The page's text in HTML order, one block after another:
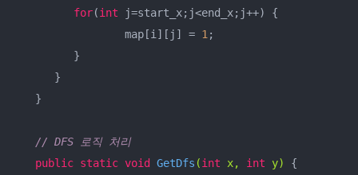
for(int j=start_x;j<end_x;j++) {
        	 map[i][j] =
1 ;
         }
      }
   }
// DFS 로직 처리
public static void GetDfs (int x, int y)
{